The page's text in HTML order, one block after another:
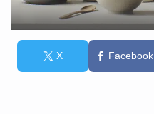
X Facebook